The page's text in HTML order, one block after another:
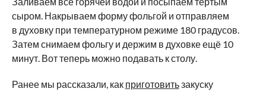
сыром. Накрываем форму фольгой и отправляем
в духовку при температурном режиме 180 градусов.
Затем снимаем фольгу и держим в духовке ещё 10
минут. Вот теперь можно подавать к столу.
Ранее мы рассказали, как приготовитьзакуску